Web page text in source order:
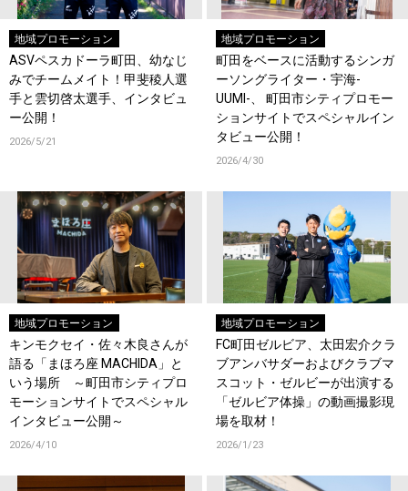
地域プロモーション
ASVペスカドーラ町田、幼なじ
みでチームメイト！甲斐稜人選
手と雲切啓太選手、インタビュ
ー公開！
2026/5/21
地域プロモーション
町田をベースに活動するシンガ
ーソングライター・宇海-
UUMI-、 町田市シティプロモー
ションサイトでスペシャルイン
タビュー公開！
2026/4/30
地域プロモーション
キンモクセイ・佐々木良さんが
語る「まほろ座 MACHIDA」と
いう場所 ～町田市シティプロ
モーションサイトでスペシャル
インタビュー公開～
2026/4/10
地域プロモーション
FC町田ゼルビア、太田宏介クラ
ブアンバサダーおよびクラブマ
スコット・ゼルビーが出演する
「ゼルビア体操」の動画撮影現
場を取材！
2026/1/23